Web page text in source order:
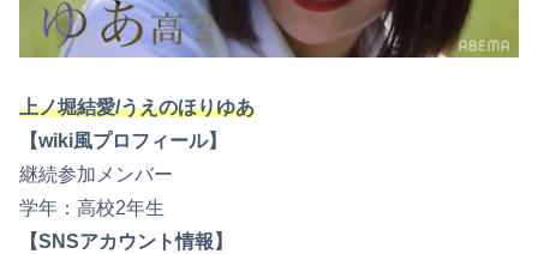
上ノ堀結愛/うえのほりゆあ
【wiki風プロフィール】
継続参加メンバー
学年：高校2年生
【SNSアカウント情報】